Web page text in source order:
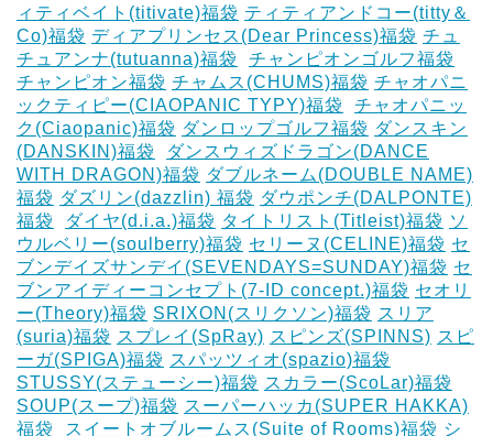
ィティベイト(titivate)福袋 ティティアンドコー(titty＆
Co)福袋 ディアプリンセス(Dear Princess)福袋 チュ
チュアンナ(tutuanna)福袋
チャンピオンゴルフ福袋
チャンピオン福袋 チャムス(CHUMS)福袋 チャオパニ
ックティピー(CIAOPANIC TYPY)福袋
チャオパニッ
ク(Ciaopanic)福袋 ダンロップゴルフ福袋 ダンスキン
(DANSKIN)福袋
ダンスウィズドラゴン(DANCE
WITH DRAGON)福袋 ダブルネーム(DOUBLE NAME)
福袋 ダズリン(dazzlin) 福袋 ダウポンチ(DALPONTE)
福袋
ダイヤ(d.i.a.)福袋 タイトリスト(Titleist)福袋 ソ
ウルベリー(soulberry)福袋 セリーヌ(CELINE)福袋 セ
ブンデイズサンデイ(SEVENDAYS=SUNDAY)福袋 セ
ブンアイディーコンセプト(7-ID concept.)福袋 セオリ
ー(Theory)福袋 SRIXON(スリクソン)福袋 スリア
(suria)福袋 スプレイ(SpRay) スピンズ(SPINNS) スピ
ーガ(SPIGA)福袋 スパッツィオ(spazio)福袋
STUSSY(ステューシー)福袋 スカラー(ScoLar)福袋
SOUP(スープ)福袋 スーパーハッカ(SUPER HAKKA)
福袋
スイートオブルームス(Suite of Rooms)福袋 シ